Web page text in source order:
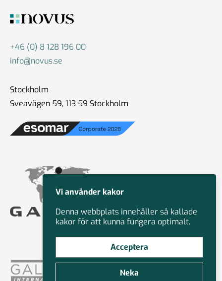
+46 (0) 8 128 196 00
info@novus.se
Stockholm
Sveavägen 59, 113 59 Stockholm
Vi använder kakor
Denna webbplats innehåller så kallade
kakor för att kunna fungera optimalt.
Acceptera
Neka